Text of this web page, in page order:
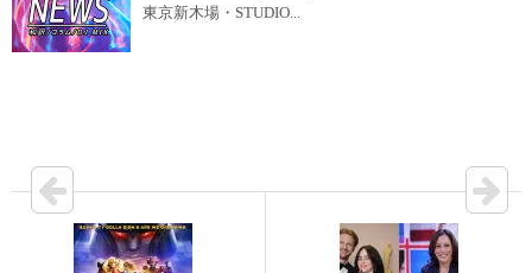
東京新木場・STUDIO...